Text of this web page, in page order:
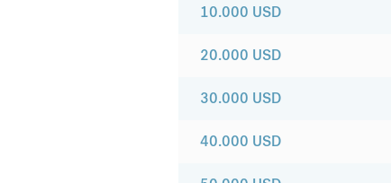
10.000 USD
20.000 USD
30.000 USD
40.000 USD